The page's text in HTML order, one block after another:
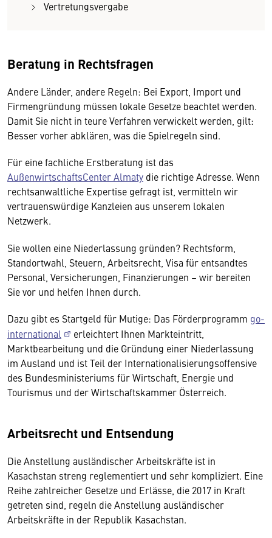
Vertretungsvergabe
Beratung in Rechtsfragen
Andere Länder, andere Regeln: Bei Export, Import und
Firmengründung müssen lokale Gesetze beachtet werden.
Damit Sie nicht in teure Verfahren verwickelt werden, gilt:
Besser vorher abklären, was die Spielregeln sind.
Für eine fachliche Erstberatung ist das
AußenwirtschaftsCenter Almaty die richtige Adresse. Wenn
rechtsanwaltliche Expertise gefragt ist, vermitteln wir
vertrauenswürdige Kanzleien aus unserem lokalen
Netzwerk.
Sie wollen eine Niederlassung gründen? Rechtsform,
Standortwahl, Steuern, Arbeitsrecht, Visa für entsandtes
Personal, Versicherungen, Finanzierungen – wir bereiten
Sie vor und helfen Ihnen durch.
Dazu gibt es Startgeld für Mutige: Das Förderprogramm go-
international
erleichtert Ihnen Markteintritt,
Marktbearbeitung und die Gründung einer Niederlassung
im Ausland und ist Teil der Internationalisierungsoffensive
des Bundesministeriums für Wirtschaft, Energie und
Tourismus und der Wirtschaftskammer Österreich.
Arbeitsrecht und Entsendung
Die Anstellung ausländischer Arbeitskräfte ist in
Kasachstan streng reglementiert und sehr kompliziert. Eine
Reihe zahlreicher Gesetze und Erlässe, die 2017 in Kraft
getreten sind, regeln die Anstellung ausländischer
Arbeitskräfte in der Republik Kasachstan.